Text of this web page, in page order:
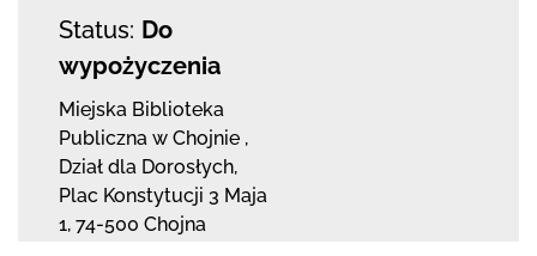
Status: Do
wypożyczenia
Miejska Biblioteka
Publiczna w Chojnie ,
Dział dla Dorosłych,
Plac Konstytucji 3 Maja
1, 74-500 Chojna